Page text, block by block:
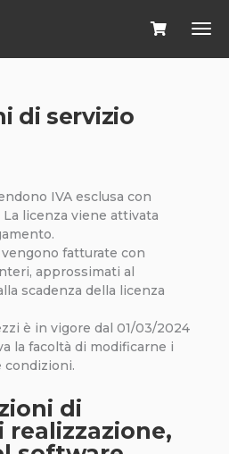
di servizio
IVA esclusa con
La licenza viene attivata
fatturate con
approssimati al
scadenza della licenza
è in vigore dal 01/03/2024
la facoltà di modificarne i
condizioni.
di